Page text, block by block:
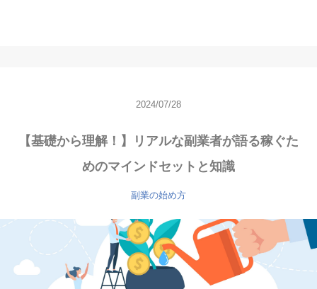
2024/07/28
【基礎から理解！】リアルな副業者が語る稼ぐた
めのマインドセットと知識
副業の始め方